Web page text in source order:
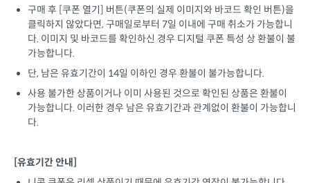
구매 후 [쿠폰 열기] 버튼(쿠폰의 실제 이미지와 바코드 확인 버튼)을
클릭하지 않았다면, 구매일로부터 7일 이내에 구매 취소가 가능합니
다. 이미지 및 바코드를 확인하신 경우 디지털 쿠폰 특성 상 환불이 불
가능합니다.
단, 남은 유효기간이 14일 이하인 경우 환불이 불가능합니다.
사용 불가한 상품이거나 이미 사용된 것으로 확인된 상품은 환불이
가능합니다. 이러한 경우 남은 유효기간과 관계없이 환불이 가능합니
다.
[유효기간 안내]